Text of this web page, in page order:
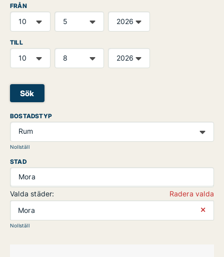
FRÅN
TILL
Sök
BOSTADSTYP
Rum
Nollställ
STAD
Mora
Valda städer:
Radera valda
Mora
⨯
Nollställ